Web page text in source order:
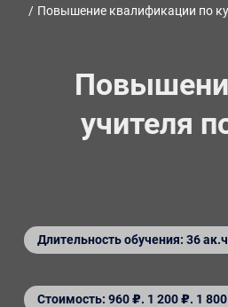
Повышение квалификации по
учителя
Длительность обучения: 36
Стоимость: 960 ₽. 1 200 ₽. 1